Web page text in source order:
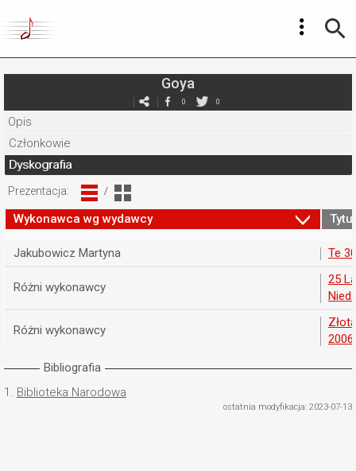
Goya
0 0
Opis
Członkowie
Dyskografia
Prezentacja: /
Wykonawca wg wydawcy Tytuł
Jakubowicz Martyna Te
Różni wykonawcy
25
Różni wykonawcy
Bibliografia
1. Biblioteka Narodowa
ostatnia modyfikacja: 2023-07-13